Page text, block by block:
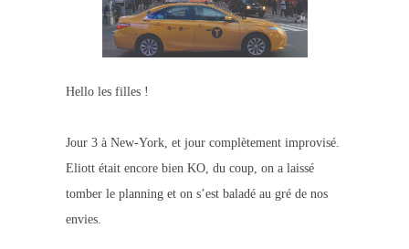
Hello les filles !
Jour 3 à New-York, et jour complètement improvisé.
Eliott était encore bien KO, du coup, on a laissé
tomber le planning et on s’est baladé au gré de nos
envies.